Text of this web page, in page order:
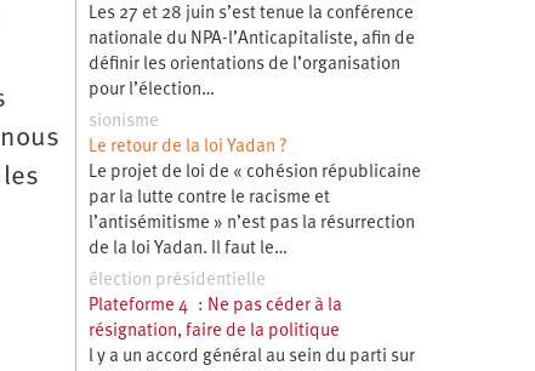
Les 27 et 28 juin s’est tenue la conférence
nationale du NPA-l’Anticapitaliste, afin de
définir les orientations de l’organisation
pour l’élection…
sionisme
Le retour de la loi Yadan ?
Le projet de loi de « cohésion républicaine
par la lutte contre le racisme et
l’antisémitisme » n’est pas la résurrection
de la loi Yadan. Il faut le…
élection présidentielle
Plateforme 4 : Ne pas céder à la
résignation, faire de la politique
l y a un accord général au sein du parti sur